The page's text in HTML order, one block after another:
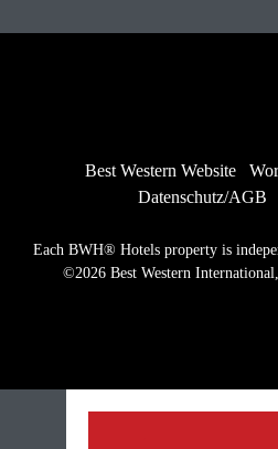
Best Western Website
Datenschutz/AGB
Each BWH® Hotels property is
©2026 Best Western